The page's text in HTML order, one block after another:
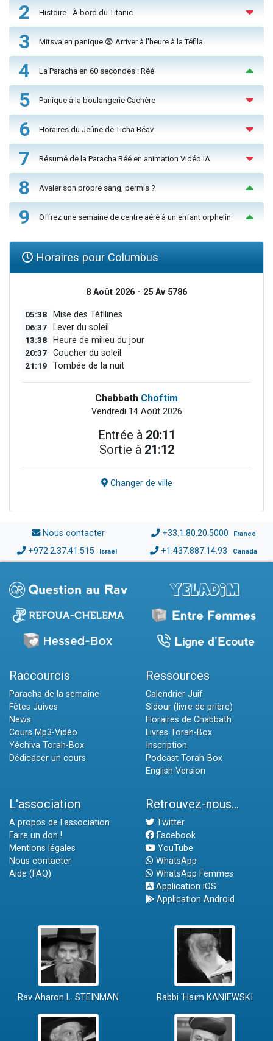
2 Histoire - À bord du Titanic
3 Mitsva en panique 😨 Arriver à l'heure à la Téfila
4 La Paracha en 60 secondes : Réé
5 Panique à la boulangerie Cachère
6 Horaires du Jeûne de Ticha Béav
7 Résumé de la Paracha Réé en animation Vidéo IA
8 Avaler son propre sang, permis ?
9 Offrez une semaine de centre aéré à un enfant orphelin
Horaires pour Columbus
8 Août 2026 - 25 Av 5786
05:38 Mise des Téfilines
06:37 Lever du soleil
13:38 Heure de milieu du jour
20:37 Coucher du soleil
21:19 Tombée de la nuit
Chabbath Choftim
Vendredi 14 Août 2026
Entrée à 20:11
Sortie à 21:12
Changer de ville
Nous contacter +33.1.80.20.5000 France
+972.2.37.41.515 Israël +1.437.887.14.93 Canada
Raccourcis
Paracha de la semaine
Fêtes Juives
News
Cours Mp3-Vidéo
Yéchiva Torah-Box
Dédicacer un cours
Ressources
Calendrier Juif
Sidour (livre de prière)
Horaires de Chabbath
Livres Torah-Box
Inscription
Podcast Torah-Box
English Version
L'association
A propos de l'association
Faire un don !
Mentions légales
Nous contacter
Aide (FAQ)
Retrouvez-nous...
Twitter
Facebook
YouTube
WhatsApp
WhatsApp Femmes
Application iOS
Application Android
Rav Aharon L. STEINMAN Rabbi 'Haïm KANIEWSKI